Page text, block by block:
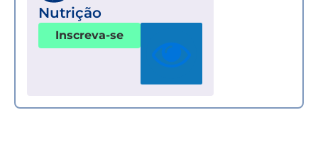
Nutrição
Inscreva-se